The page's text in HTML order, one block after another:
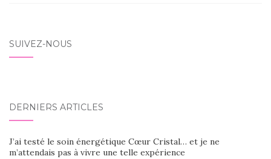
SUIVEZ-NOUS
DERNIERS ARTICLES
J’ai testé le soin énergétique Cœur Cristal… et je ne
m’attendais pas à vivre une telle expérience